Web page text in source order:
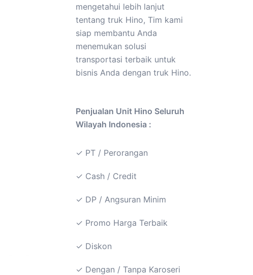
mengetahui lebih lanjut
tentang truk Hino, Tim kami
siap membantu Anda
menemukan solusi
transportasi terbaik untuk
bisnis Anda dengan truk Hino.
Penjualan Unit Hino Seluruh
Wilayah Indonesia :
✓ PT / Perorangan
✓ Cash / Credit
✓ DP / Angsuran Minim
✓ Promo Harga Terbaik
✓ Diskon
✓ Dengan / Tanpa Karoseri